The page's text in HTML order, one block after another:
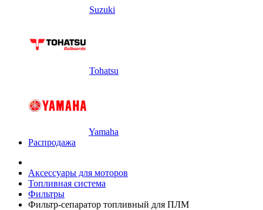
Suzuki
Tohatsu
Yamaha
Распродажа
Аксессуары для моторов
Топливная система
Фильтры
Фильтр-сепаратор топливный для ПЛМ